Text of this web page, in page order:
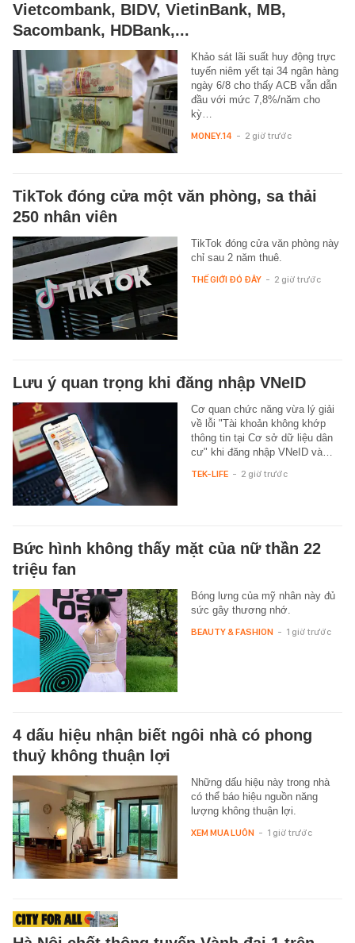
Vietcombank, BIDV, VietinBank, MB,
Sacombank, HDBank,...
Khảo sát lãi suất huy động trực
tuyến niêm yết tại 34 ngân hàng
ngày 6/8 cho thấy ACB vẫn dẫn
đầu với mức 7,8%/năm cho
kỳ…
MONEY.14 - 2 giờ trước
TikTok đóng cửa một văn phòng, sa thải
250 nhân viên
TikTok đóng cửa văn phòng này
chỉ sau 2 năm thuê.
THẾ GIỚI ĐÓ ĐÂY - 2 giờ trước
Lưu ý quan trọng khi đăng nhập VNeID
Cơ quan chức năng vừa lý giải
về lỗi "Tài khoản không khớp
thông tin tại Cơ sở dữ liệu dân
cư" khi đăng nhập VNeID và…
TEK-LIFE - 2 giờ trước
Bức hình không thấy mặt của nữ thần 22
triệu fan
Bóng lưng của mỹ nhân này đủ
sức gây thương nhớ.
BEAUTY & FASHION - 1 giờ trước
4 dấu hiệu nhận biết ngôi nhà có phong
thuỷ không thuận lợi
Những dấu hiệu này trong nhà
có thể báo hiệu nguồn năng
lượng không thuận lợi.
XEM MUA LUÔN - 1 giờ trước